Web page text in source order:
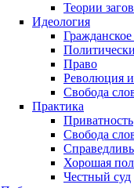
Теории
Идеология
Право
Революция
Свобода
Практика
Приватность
Свобода
Хорошая
Честный суд